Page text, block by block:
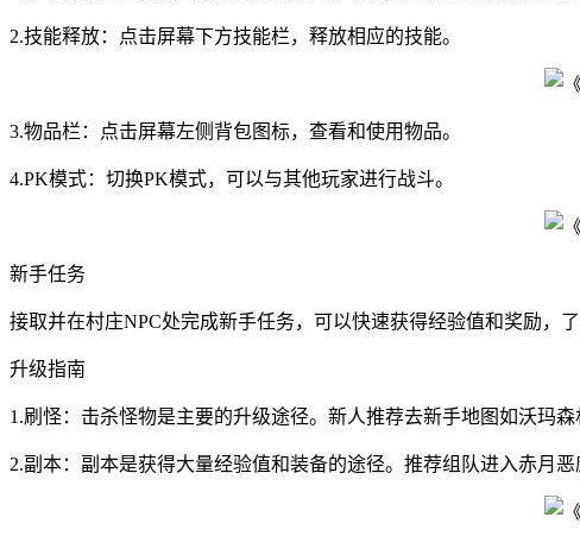
2.技能释放：点击屏幕下方技能栏，释放相应的技能。
3.物品栏：点击屏幕左侧背包图标，查看和使用物品。
4.PK模式：切换PK模式，可以与其他玩家进行战斗。
新手任务
接取并在村庄NPC处完成新手任务，可以快速获得经验值和奖励，了
升级指南
1.刷怪：击杀怪物是主要的升级途径。新人推荐去新手地图如沃玛森
2.副本：副本是获得大量经验值和装备的途径。推荐组队进入赤月恶